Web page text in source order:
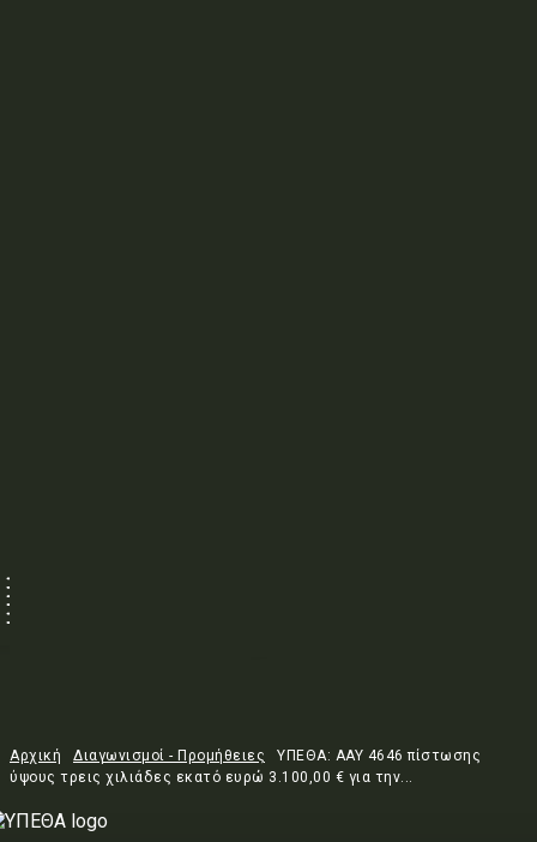
Αρχική Διαγωνισμοί - Προμήθειες
ΥΠΕΘΑ: AAY 4646 πίστωσης
ύψους τρεις χιλιάδες εκατό ευρώ 3.100,00 € για την...